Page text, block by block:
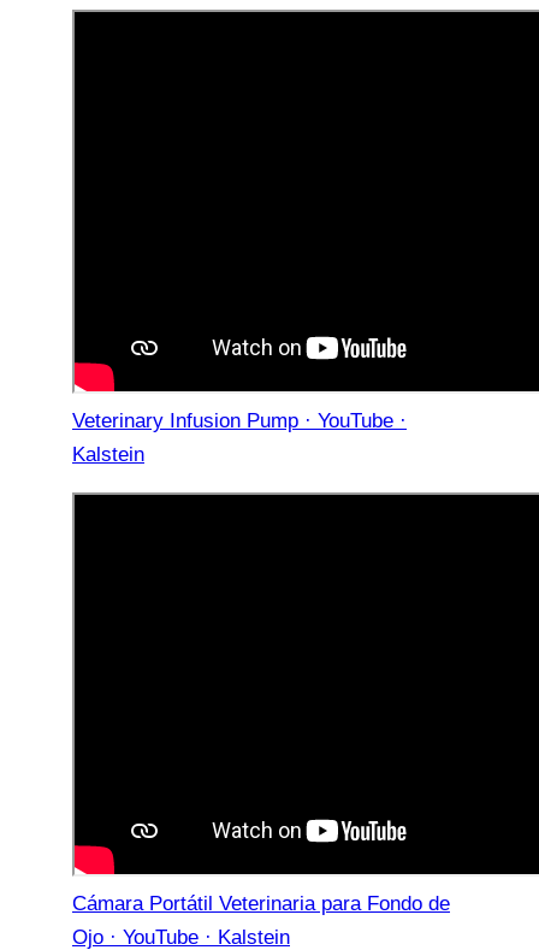
Veterinary Infusion Pump · YouTube ·
Kalstein
Cámara Portátil Veterinaria para Fondo de
Ojo · YouTube · Kalstein